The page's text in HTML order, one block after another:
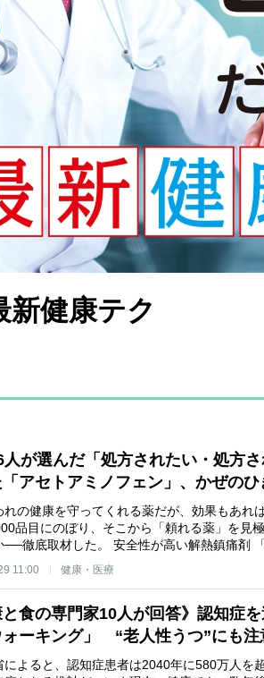
健康テク
人が選んだ「処方されたい・処方
「アセトアミノフェン」、かぜの
の健康を守ってくれる薬だが、効果もあれ
品目にのぼり、そこから「頼れる薬」を見
──徹底取材した。 安全性が高い解熱鎮痛剤
11:00 健康・医療
と食の専門家10人が回答》認知症
ォーキング」 “老人性うつ”にも注
よると、認知症患者は2040年に580万人を